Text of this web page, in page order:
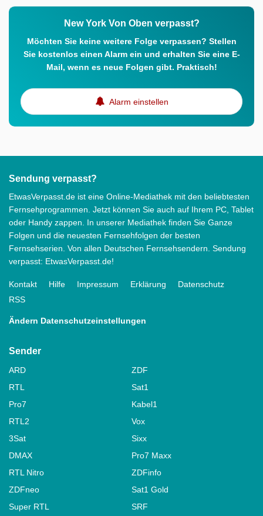
New York Von Oben verpasst?
Möchten Sie keine weitere Folge verpassen? Stellen
Sie kostenlos einen Alarm ein und erhalten Sie eine E-
Mail, wenn es neue Folgen gibt. Praktisch!
Alarm einstellen
Sendung verpasst?
EtwasVerpasst.de ist eine Online-Mediathek mit den beliebtesten
Fernsehprogrammen. Jetzt können Sie auch auf Ihrem PC, Tablet
oder Handy zappen. In unserer Mediathek finden Sie Ganze
Folgen und die neuesten Fernsehfolgen der besten
Fernsehserien. Von allen Deutschen Fernsehsendern. Sendung
verpasst: EtwasVerpasst.de!
Kontakt Hilfe Impressum Erklärung
Datenschutz
RSS
Ändern Datenschutzeinstellungen
Sender
ARD
ZDF
RTL
Sat1
Pro7
Kabel1
RTL2
Vox
3Sat
Sixx
DMAX
Pro7 Maxx
RTL Nitro
ZDFinfo
ZDFneo
Sat1 Gold
Super RTL
SRF